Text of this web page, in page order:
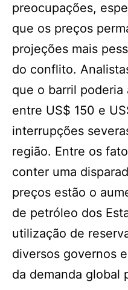
preocupações,
que os preços
projeções mais
do conflito.
que o barril poderia
entre US$ 150 e
interrupções
região. Entre os
conter uma
preços estão o
de petróleo dos
utilização de
diversos governos
da demanda global